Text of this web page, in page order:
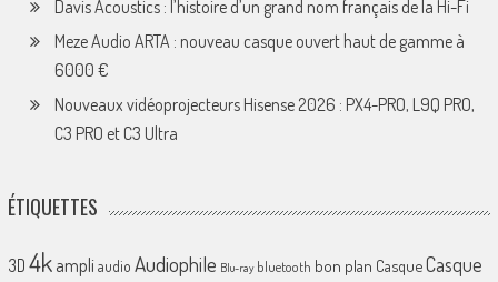
Davis Acoustics : l’histoire d’un grand nom français de la Hi-Fi
Meze Audio ARTA : nouveau casque ouvert haut de gamme à
6000 €
Nouveaux vidéoprojecteurs Hisense 2026 : PX4-PRO, L9Q PRO,
C3 PRO et C3 Ultra
ÉTIQUETTES
3D 4k ampliaudio Audiophile Blu-ray bluetooth bon plan CasqueCasque